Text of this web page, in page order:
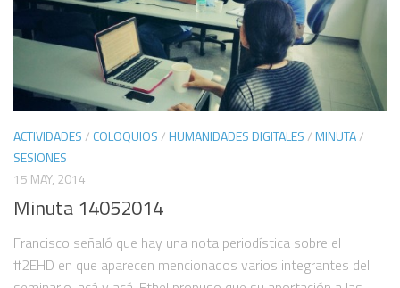
ACTIVIDADES/ COLOQUIOS/HUMANIDADES DIGITALES/MINUTA/
SESIONES
15 MAY, 2014
Minuta 14052014
Francisco señaló que hay una nota periodística sobre el
#2EHD en que aparecen mencionados varios integrantes del